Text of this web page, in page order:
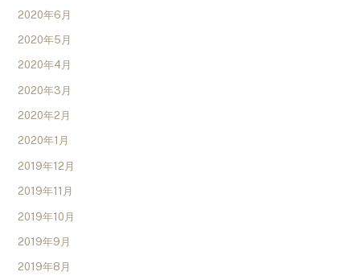
2020年6月
2020年5月
2020年4月
2020年3月
2020年2月
2020年1月
2019年12月
2019年11月
2019年10月
2019年9月
2019年8月